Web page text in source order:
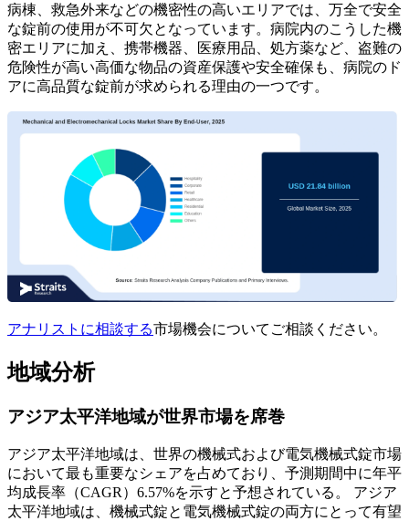
病棟、救急外来などの機密性の高いエリアでは、万全で安全
な錠前の使用が不可欠となっています。病院内のこうした機
密エリアに加え、携帯機器、医療用品、処方薬など、盗難の
危険性が高い高価な物品の資産保護や安全確保も、病院のド
アに高品質な錠前が求められる理由の一つです。
アナリストに相談する市場機会についてご相談ください。
地域分析
アジア太平洋地域が世界市場を席巻
アジア太平洋地域は、世界の機械式および電気機械式錠市場
において最も重要なシェアを占めており、予測期間中に年平
均成長率（CAGR）6.57%を示すと予想されている。
アジア
太平洋地域は、機械式錠と電気機械式錠の両方にとって有望